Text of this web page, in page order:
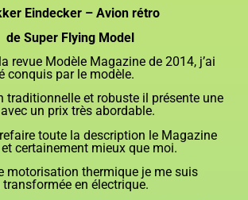
Eindecker – Avion rétro
de Super Flying Model
revue Modèle Magazine de 2014, j’ai
conquis par le modèle.
traditionnelle et robuste il présente une
avec un prix très abordable.
toute la description le Magazine
certainement mieux que moi.
motorisation thermique je me suis
en électrique.